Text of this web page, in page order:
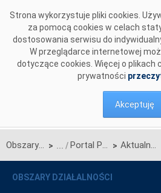
Strona wykorzystuje pliki cookies.
za pomocą cookies w celach
dostosowania serwisu do
W przeglądarce internetowej
dotyczące cookies. Więcej o plikach
prywatności
Akceptuję
Obszary działalności > Portal Partnera Biznesowego > Aktualności Portalu Partnera Biznesowego
OBSZARY DZIAŁALNOŚCI